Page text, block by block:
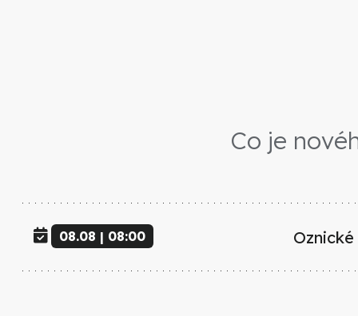
Co je
08.08 | 08:00